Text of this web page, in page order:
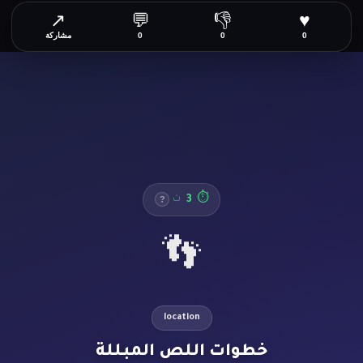
⏱
3 ث ?
👣
location
خطوات اللص المبللة
♥
0
👎
0
💬
0
↗
مشاركة